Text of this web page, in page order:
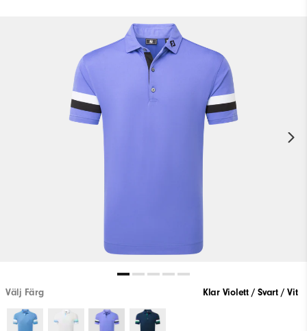
Välj Färg Klar Violett / Svart / Vit